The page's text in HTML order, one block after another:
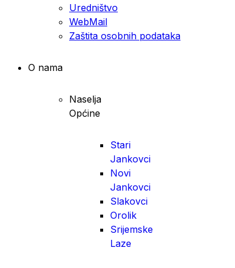
Uredništvo
WebMail
Zaštita osobnih podataka
O nama
Naselja
Općine
Stari
Jankovci
Novi
Jankovci
Slakovci
Orolik
Srijemske
Laze